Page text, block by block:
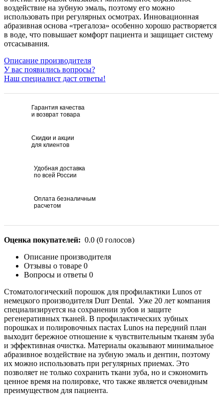
воздействие на зубную эмаль, поэтому его можно
использовать при регулярных осмотрах. Инновационная
абразивная основа «трегалоза» особенно хорошо растворяется
в воде, что повышает комфорт пациента и защищает систему
отсасывания.
Описание производителя
У вас появились вопросы?
Наш специалист даст ответы!
Гарантия качества
и возврат товара
Скидки и акции
для клиентов
Удобная доставка
по всей России
Оплата безналичным
расчетом
Оценка покупателей: 0.0 (0 голосов)
Описание производителя
Отзывы о товаре 0
Вопросы и ответы 0
Стоматологический порошок для профилактики Lunos от
немецкого производителя Durr Dental. Уже 20 лет компания
специализируется на сохранении зубов и защите
регенеративных тканей. В профилактических зубных
порошках и полировочных пастах Lunos на передний план
выходит бережное отношение к чувствительным тканям зуба
и эффективная очистка. Материалы оказывают минимальное
абразивное воздействие на зубную эмаль и дентин, поэтому
их можно использовать при регулярных приемах. Это
позволяет не только сохранить ткани зуба, но и сэкономить
ценное время на полировке, что также является очевидным
преимуществом для пациента.